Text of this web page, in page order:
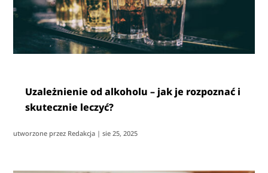
Uzależnienie od alkoholu – jak je rozpoznać i
skutecznie leczyć?
utworzone przez Redakcja |sie 25, 2025